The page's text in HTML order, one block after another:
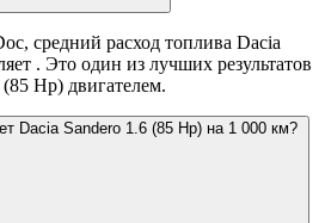
средний расход топлива Dacia
. Это один из лучших результатов
Hp) двигателем.
Dacia Sandero 1.6 (85 Hp) на 1 000 км?